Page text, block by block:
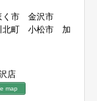
く市 金沢市
北町 小松市 加
店
map